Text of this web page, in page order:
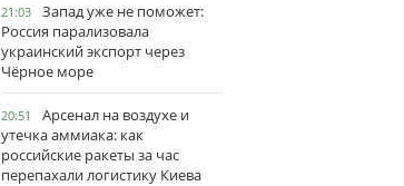
21:03
Запад уже не поможет:
Россия парализовала
украинский экспорт через
Чёрное море
20:51
Арсенал на воздухе и
утечка аммиака: как
российские ракеты за час
перепахали логистику Киева